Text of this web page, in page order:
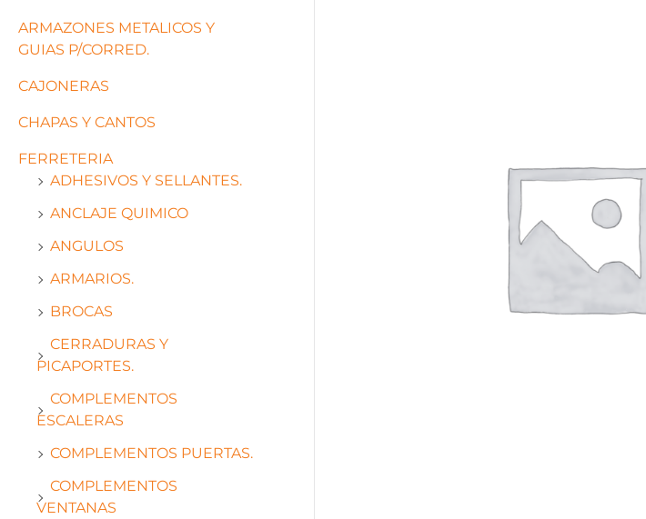
ARMAZONES METALICOS Y
GUIAS P/CORRED.
CAJONERAS
CHAPAS Y CANTOS
FERRETERIA
ADHESIVOS Y SELLANTES.
ANCLAJE QUIMICO
ANGULOS
ARMARIOS.
BROCAS
CERRADURAS Y
PICAPORTES.
COMPLEMENTOS
ESCALERAS
COMPLEMENTOS PUERTAS.
COMPLEMENTOS
VENTANAS